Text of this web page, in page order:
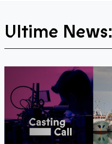
Ultime News: